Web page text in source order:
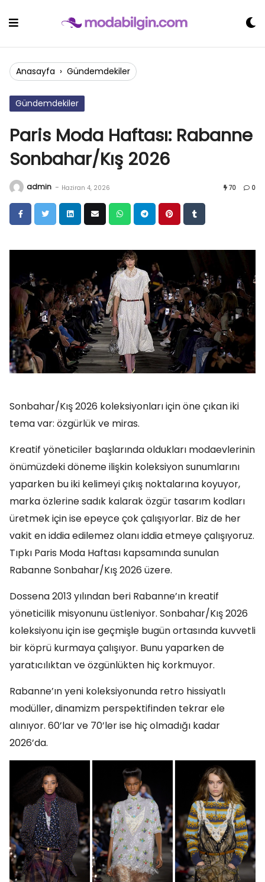
Anasayfa › Gündemdekiler
Gündemdekiler
Paris Moda Haftası: Rabanne
Sonbahar/Kış 2026
admin - Haziran 4, 2026 70 0
Sonbahar/Kış 2026 koleksiyonları için öne çıkan iki
tema var: özgürlük ve miras.
Kreatif yöneticiler başlarında oldukları modaevlerinin
önümüzdeki döneme ilişkin koleksiyon sunumlarını
yaparken bu iki kelimeyi çıkış noktalarına koyuyor,
marka özlerine sadık kalarak özgür tasarım kodları
üretmek için ise epeyce çok çalışıyorlar. Biz de her
vakit en iddia edilemez olanı iddia etmeye çalışıyoruz.
Tıpkı Paris Moda Haftası kapsamında sunulan
Rabanne Sonbahar/Kış 2026 üzere.
Dossena 2013 yılından beri Rabanne’ın kreatif
yöneticilik misyonunu üstleniyor. Sonbahar/Kış 2026
koleksiyonu için ise geçmişle bugün ortasında kuvvetli
bir köprü kurmaya çalışıyor. Bunu yaparken de
yaratıcılıktan ve özgünlükten hiç korkmuyor.
Rabanne’ın yeni koleksiyonunda retro hissiyatlı
modüller, dinamizm perspektifinden tekrar ele
alınıyor. 60’lar ve 70’ler ise hiç olmadığı kadar
2026’da.